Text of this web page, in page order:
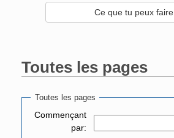
Ce que tu peux faire
Toutes les pages
Toutes les pages
Commençant
par: